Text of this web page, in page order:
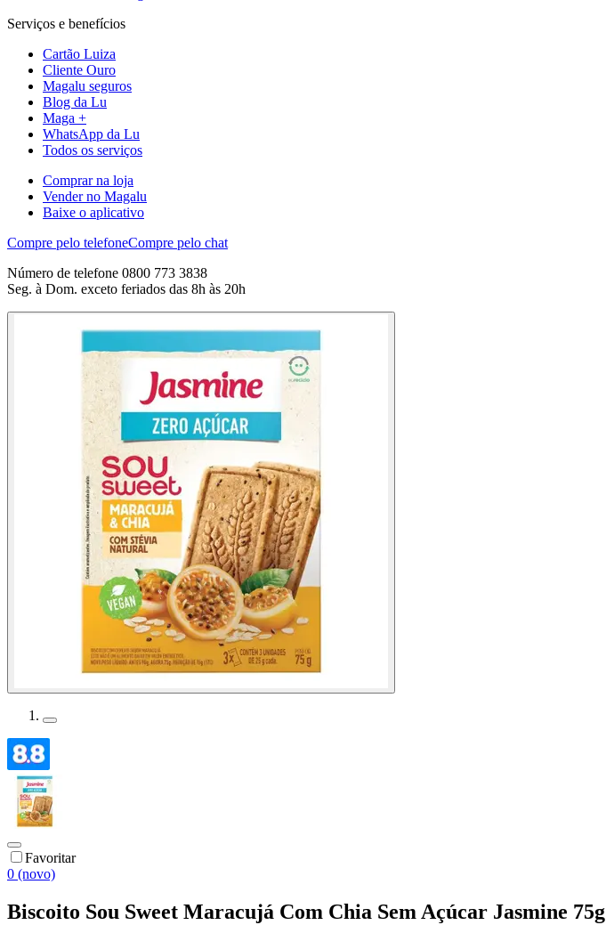
Serviços e benefícios
Cartão Luiza
Cliente Ouro
Magalu seguros
Blog da Lu
Maga +
WhatsApp da Lu
Todos os serviços
Comprar na loja
Vender no Magalu
Baixe o aplicativo
Compre pelo telefoneCompre pelo chat
Número de telefone 0800 773 3838
Seg. à Dom. exceto feriados das 8h às 20h
Favoritar
0 (novo)
Biscoito Sou Sweet Maracujá Com Chia Sem Açúcar Jasmine 75g